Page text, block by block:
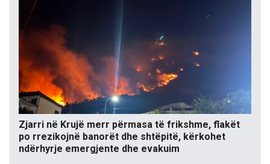
Zjarri në Krujë merr përmasa të frikshme, flakët
po rrezikojnë banorët dhe shtëpitë, kërkohet
ndërhyrje emergjente dhe evakuim